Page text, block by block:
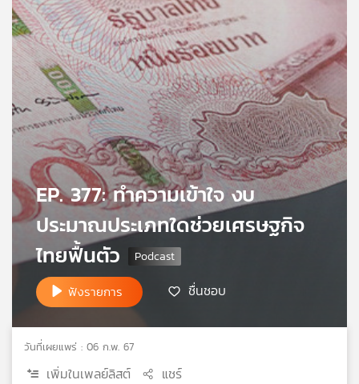
กิจกรรม
เกี่ยว
เรา
เครือ
ข่าย
วิทยุ
ไทย
บี
แผนที่
วิทยุ
เครือ
EP. 377: ทำความเข้าใจ งบ
ประมาณประเภทใดช่วยเศรษฐกิจ
ไทยฟื้นตัว
ฟังรายการ ชื่นชอบ
วันที่เผยแพร่ : 06 ก.พ. 67
เพิ่มในเพลย์ลิสต์ แชร์